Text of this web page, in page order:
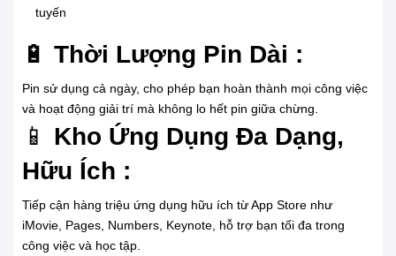
tuyến
🔋 Thời Lượng Pin Dài :
Pin sử dụng cả ngày, cho phép bạn hoàn thành mọi công việc
và hoạt động giải trí mà không lo hết pin giữa chừng.
📱 Kho Ứng Dụng Đa Dạng,
Hữu Ích :
Tiếp cận hàng triệu ứng dụng hữu ích từ App Store như
iMovie, Pages, Numbers, Keynote, hỗ trợ bạn tối đa trong
công việc và học tập.